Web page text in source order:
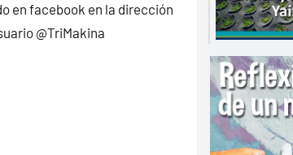
en facebook en la dirección
@TriMakina